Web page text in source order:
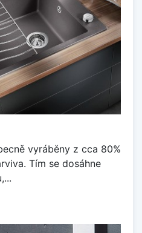
vyráběny z cca 80%
Tím se dosáhne